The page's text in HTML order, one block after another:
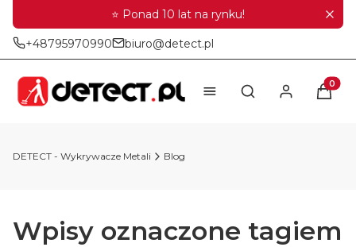
⭐ Ponad 10 lat na rynku!
+48795970990 biuro@detect.pl
Otwórz
DETECT - Wykrywacze Metali Blog
Wpisy oznaczone tagiem